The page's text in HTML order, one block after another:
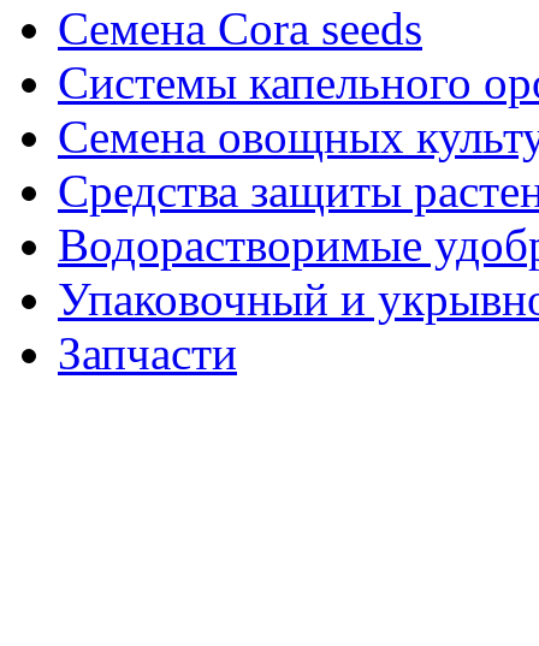
Семена Cora seeds
Системы капельного
Семена овощных
Средства защиты
Водорастворимые
Упаковочный и
Запчасти